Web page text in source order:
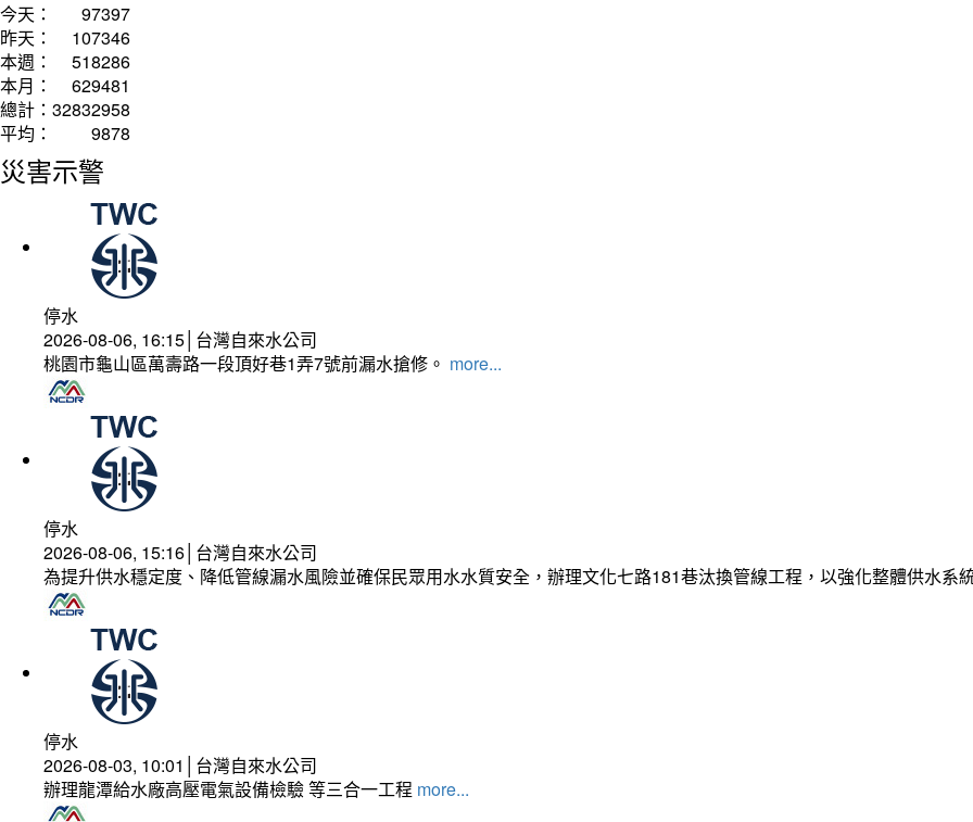
今天：
97397
昨天：
107346
本週：
518286
本月：
629481
總計： 32832958
平均：
9878
災害示警
停水
2026-08-06, 16:15│台灣自來水公司
桃園市龜山區萬壽路一段頂好巷1弄7號前漏水搶修。 more...
停水
2026-08-06, 15:16│台灣自來水公司
為提升供水穩定度、降低管線漏水風險並確保民眾用水水質安全，辦理文化七路181巷汰換管線工程，以強化整體供水
停水
2026-08-03, 10:01│台灣自來水公司
辦理龍潭給水廠高壓電氣設備檢驗 等三合一工程 more...